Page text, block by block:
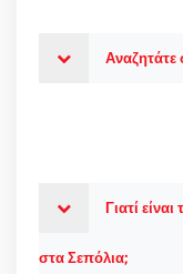
Αναζητάτε
Γιατί
στα Σεπόλια;